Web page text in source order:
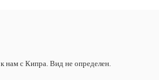
нам с Кипра. Вид не определен.